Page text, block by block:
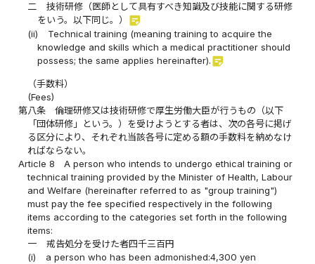
二
技術研修（医師として具有すべき知識及び技能に関する研修
をいう。以下同じ。）
sticky_note_2
(ii)
Technical training (meaning training to acquire the
knowledge and skills which a medical practitioner should
possess; the same applies hereinafter).sticky_note_2
（手数料）
(Fees)
第八条
倫理研修又は技術研修で厚生労働大臣が行うもの（以下
「団体研修」という。）を受けようとする者は、次の各号に掲げ
る区分により、それぞれ当該各号に定める額の手数料を納めなけ
ればならない。
Article 8
A person who intends to undergo ethical training or
technical training provided by the Minister of Health, Labour
and Welfare (hereinafter referred to as "group training")
must pay the fee specified respectively in the following
items according to the categories set forth in the following
items:
一
戒告処分を受けた者四千三百円
(i)
a person who has been admonished:4,300 yen